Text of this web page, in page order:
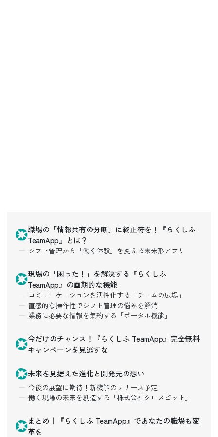
職場の「情報共有の分断」に終止符を！『らくしふ
TeamApp』とは？
シフト管理から「働く体験」を変える未来形アプリ
現場の「困った！」を解決する『らくしふ
TeamApp』の画期的な機能
コミュニケーションを活性化する「チームの広場」
直感的な操作性でシフト管理の悩みを解消
業務に必要な情報を集約する「ポータル機能」
今だけのチャンス！『らくしふ TeamApp』完全無料
キャンペーンを見逃すな
未来を見据えた進化と開発元の想い
今後の展望に期待！新機能のリリース予定
働く現場の未来を創造する「株式会社クロスビット」
まとめ｜『らくしふ TeamApp』であなたの職場も変
革を